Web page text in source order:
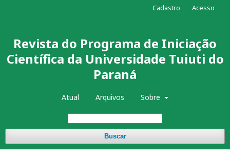
Revista do Programa de Iniciação
Científica da Universidade Tuiuti do
Paraná
Atual Arquivos Sobre
Buscar
Cadastro Acesso